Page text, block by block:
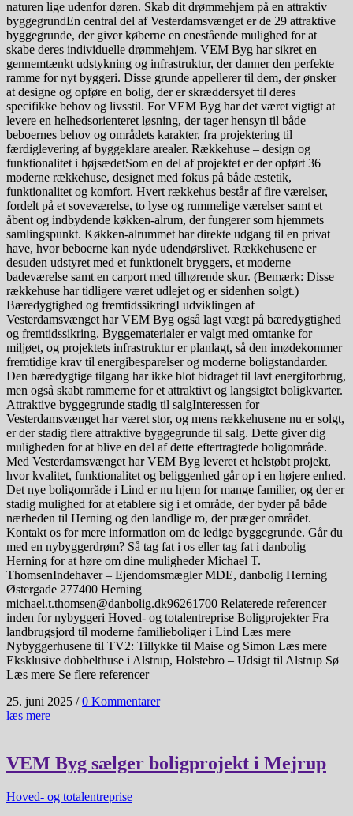
naturen lige udenfor døren. Skab dit drømmehjem på en attraktiv
byggegrundEn central del af Vesterdamsvænget er de 29 attraktive
byggegrunde, der giver køberne en enestående mulighed for at
skabe deres individuelle drømmehjem. VEM Byg har sikret en
gennemtænkt udstykning og infrastruktur, der danner den perfekte
ramme for nyt byggeri. Disse grunde appellerer til dem, der ønsker
at designe og opføre en bolig, der er skræddersyet til deres
specifikke behov og livsstil. For VEM Byg har det været vigtigt at
levere en helhedsorienteret løsning, der tager hensyn til både
beboernes behov og områdets karakter, fra projektering til
færdiglevering af byggeklare arealer. Rækkehuse – design og
funktionalitet i højsædetSom en del af projektet er der opført 36
moderne rækkehuse, designet med fokus på både æstetik,
funktionalitet og komfort. Hvert rækkehus består af fire værelser,
fordelt på et soveværelse, to lyse og rummelige værelser samt et
åbent og indbydende køkken-alrum, der fungerer som hjemmets
samlingspunkt. Køkken-alrummet har direkte udgang til en privat
have, hvor beboerne kan nyde udendørslivet. Rækkehusene er
desuden udstyret med et funktionelt bryggers, et moderne
badeværelse samt en carport med tilhørende skur. (Bemærk: Disse
rækkehuse har tidligere været udlejet og er sidenhen solgt.)
Bæredygtighed og fremtidssikringI udviklingen af
Vesterdamsvænget har VEM Byg også lagt vægt på bæredygtighed
og fremtidssikring. Byggematerialer er valgt med omtanke for
miljøet, og projektets infrastruktur er planlagt, så den imødekommer
fremtidige krav til energibesparelser og moderne boligstandarder.
Den bæredygtige tilgang har ikke blot bidraget til lavt energiforbrug,
men også skabt rammerne for et attraktivt og langsigtet boligkvarter.
Attraktive byggegrunde stadig til salgInteressen for
Vesterdamsvænget har været stor, og mens rækkehusene nu er solgt,
er der stadig flere attraktive byggegrunde til salg. Dette giver dig
muligheden for at blive en del af dette eftertragtede boligområde.
Med Vesterdamsvænget har VEM Byg leveret et helstøbt projekt,
hvor kvalitet, funktionalitet og beliggenhed går op i en højere enhed.
Det nye boligområde i Lind er nu hjem for mange familier, og der er
stadig mulighed for at etablere sig i et område, der byder på både
nærheden til Herning og den landlige ro, der præger området.
Kontakt os for mere information om de ledige byggegrunde. Går du
med en nybyggerdrøm? Så tag fat i os eller tag fat i danbolig
Herning for at høre om dine muligheder Michael T.
ThomsenIndehaver – Ejendomsmægler MDE, danbolig Herning
Østergade 277400 Herning
michael.t.thomsen@danbolig.dk96261700 Relaterede referencer
inden for nybyggeri Hoved- og totalentreprise Boligprojekter Fra
landbrugsjord til moderne familieboliger i Lind Læs mere
Nybyggerhusene til TV2: Tillykke til Maise og Simon Læs mere
Eksklusive dobbelthuse i Alstrup, Holstebro – Udsigt til Alstrup Sø
Læs mere Se flere referencer
25. juni 2025 / 0 Kommentarer
læs mere
VEM Byg sælger boligprojekt i Mejrup
Hoved- og totalentreprise